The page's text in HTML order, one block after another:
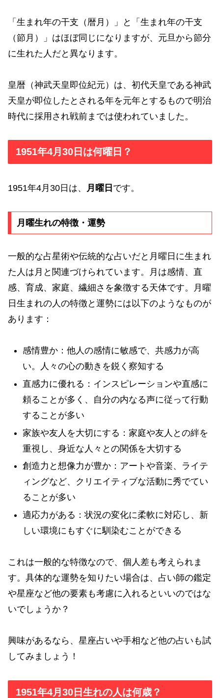
「生まれ年の干支（暦月）」と「生まれ年の干支
（節月）」はほぼ同じになりますが、元旦から節分
に生れた人だと異なります。
皇暦（神武天皇即位紀元）は、初代天皇である神武
天皇が即位したとされる年を元年とするもので明治
時代に採用され戦前までは使われていました。
1951年4月30日は何曜日？
1951年4月30日は、 月曜日 です。
月曜生れの特徴・運勢
一般的な占星術や伝統的な占いだと月曜日に生まれ
た人は月と関連づけられています。月は感情、直
感、育成、家庭、繊細さを象徴する天体です。月曜
日生まれの人の特徴と運勢には以下のようなものが
あります：
感情豊か：他人の感情に敏感で、共感力が高
い。人々の心の動きを鋭く察知する
直感力に優れる：インスピレーションや直感に
頼ることが多く、自分の内なる声に従って行動
することが多い
家族や友人を大切にする：家庭や友人との絆を
重視し、身近な人々との関係を大切する
創造力と想像力が豊か：アートや音楽、ライテ
ィングなど、クリエイティブな活動に秀でてい
ることが多い
適応力がある：状況の変化に柔軟に対応し、新
しい環境にもすぐに馴染むことができる
これは一般的な特徴なので、個人差も考えられま
す。具体的な運勢を知りたい場合は、占い師の鑑定
や星座など他の要素も考慮に入れるといいのではな
いでしょうか？
興味があるなら、星座占いや手相など他の占いも試
してみましょう！
1951年4月30日生れの人は何歳？